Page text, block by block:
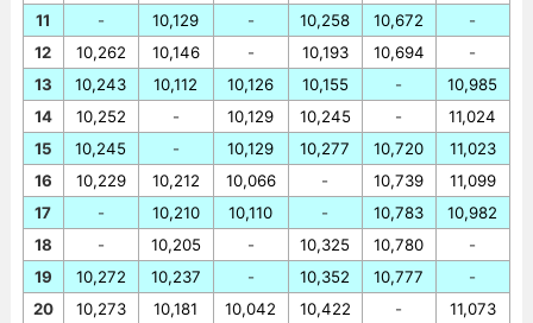
11
12
13
14
15
16
17
18
19
20
-
10,262
10,243
10,252
10,245
10,229
-
-
10,272
10,273
10,129
10,146
10,112
-
-
10,212
10,210
10,205
10,237
10,181
-
-
10,126
10,129
10,129
10,066
10,110
-
-
10,042
10,258
10,193
10,155
10,245
10,277
-
-
10,325
10,352
10,422
10,672
10,694
-
-
10,720
10,739
10,783
10,780
10,777
-
-
-
10,985
11,024
11,023
11,099
10,982
-
-
11,073